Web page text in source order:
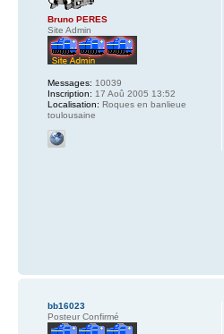
Bruno PERES
Site Admin
Messages: 10039
Inscription: 17 Aoû 2005 13:52
Localisation: Roques en banlieue
toulousaine
bb16023
Posteur Confirmé